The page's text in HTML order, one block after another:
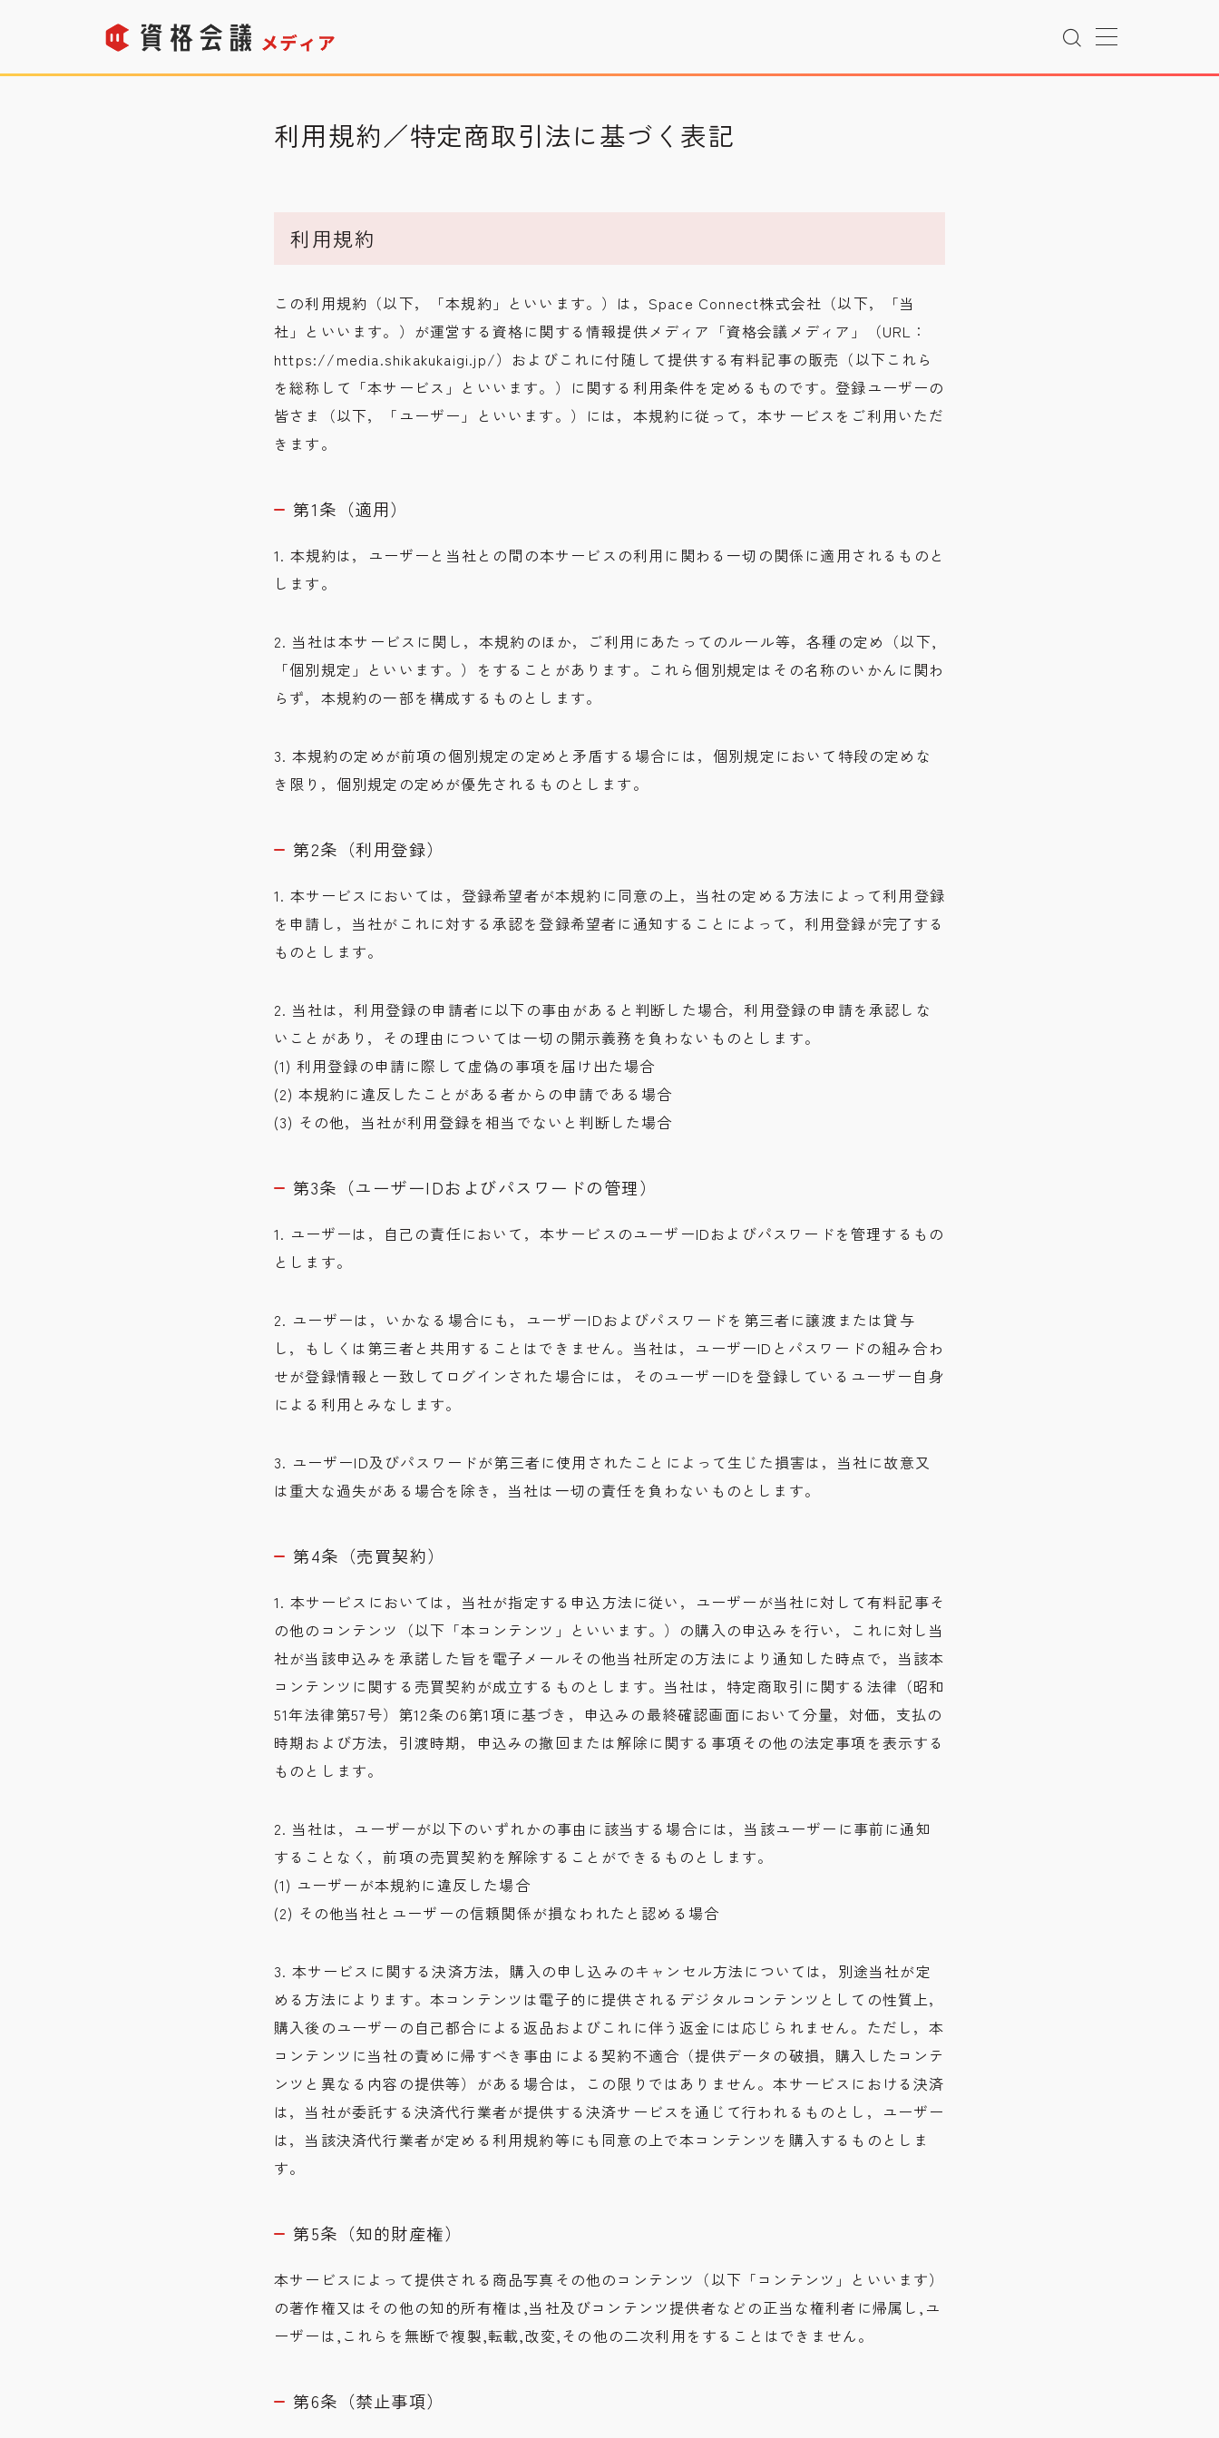
宇宙情報サイト
宇宙転職を目指したい方へ Space Job
利用規約／特定商取引法に基づく表記
利用規約
この利用規約（以下，「本規約」といいます。）は，Space Connect株式会社（以下，「当
社」といいます。）が運営する資格に関する情報提供メディア「資格会議メディア」（URL：
https://media.shikakukaigi.jp/）およびこれに付随して提供する有料記事の販売（以下これら
を総称して「本サービス」といいます。）に関する利用条件を定めるものです。登録ユーザーの
皆さま（以下，「ユーザー」といいます。）には，本規約に従って，本サービスをご利用いただ
きます。
第1条（適用）
1. 本規約は，ユーザーと当社との間の本サービスの利用に関わる一切の関係に適用されるものと
します。
2. 当社は本サービスに関し，本規約のほか，ご利用にあたってのルール等，各種の定め（以下,
「個別規定」といいます。）をすることがあります。これら個別規定はその名称のいかんに関わ
らず，本規約の一部を構成するものとします。
3. 本規約の定めが前項の個別規定の定めと矛盾する場合には，個別規定において特段の定めな
き限り，個別規定の定めが優先されるものとします。
第2条（利用登録）
1. 本サービスにおいては，登録希望者が本規約に同意の上，当社の定める方法によって利用登録
を申請し，当社がこれに対する承認を登録希望者に通知することによって，利用登録が完了する
ものとします。
2. 当社は，利用登録の申請者に以下の事由があると判断した場合，利用登録の申請を承認しな
いことがあり，その理由については一切の開示義務を負わないものとします。
(1) 利用登録の申請に際して虚偽の事項を届け出た場合
(2) 本規約に違反したことがある者からの申請である場合
(3) その他，当社が利用登録を相当でないと判断した場合
第3条（ユーザーIDおよびパスワードの管理）
1. ユーザーは，自己の責任において，本サービスのユーザーIDおよびパスワードを管理するもの
とします。
2. ユーザーは，いかなる場合にも，ユーザーIDおよびパスワードを第三者に譲渡または貸与
し，もしくは第三者と共用することはできません。当社は，ユーザーIDとパスワードの組み合わ
せが登録情報と一致してログインされた場合には，そのユーザーIDを登録しているユーザー自身
による利用とみなします。
3. ユーザーID及びパスワードが第三者に使用されたことによって生じた損害は，当社に故意又
は重大な過失がある場合を除き，当社は一切の責任を負わないものとします。
第4条（売買契約）
1. 本サービスにおいては，当社が指定する申込方法に従い，ユーザーが当社に対して有料記事そ
の他のコンテンツ（以下「本コンテンツ」といいます。）の購入の申込みを行い，これに対し当
社が当該申込みを承諾した旨を電子メールその他当社所定の方法により通知した時点で，当該本
コンテンツに関する売買契約が成立するものとします。当社は，特定商取引に関する法律（昭和
51年法律第57号）第12条の6第1項に基づき，申込みの最終確認画面において分量，対価，支払の
時期および方法，引渡時期，申込みの撤回または解除に関する事項その他の法定事項を表示する
ものとします。
2. 当社は，ユーザーが以下のいずれかの事由に該当する場合には，当該ユーザーに事前に通知
することなく，前項の売買契約を解除することができるものとします。
(1) ユーザーが本規約に違反した場合
(2) その他当社とユーザーの信頼関係が損なわれたと認める場合
3. 本サービスに関する決済方法，購入の申し込みのキャンセル方法については，別途当社が定
める方法によります。本コンテンツは電子的に提供されるデジタルコンテンツとしての性質上，
購入後のユーザーの自己都合による返品およびこれに伴う返金には応じられません。ただし，本
コンテンツに当社の責めに帰すべき事由による契約不適合（提供データの破損，購入したコンテ
ンツと異なる内容の提供等）がある場合は，この限りではありません。本サービスにおける決済
は，当社が委託する決済代行業者が提供する決済サービスを通じて行われるものとし，ユーザー
は，当該決済代行業者が定める利用規約等にも同意の上で本コンテンツを購入するものとしま
す。
第5条（知的財産権）
本サービスによって提供される商品写真その他のコンテンツ（以下「コンテンツ」といいます）
の著作権又はその他の知的所有権は,当社及びコンテンツ提供者などの正当な権利者に帰属し,ユ
ーザーは,これらを無断で複製,転載,改変,その他の二次利用をすることはできません。
第6条（禁止事項）